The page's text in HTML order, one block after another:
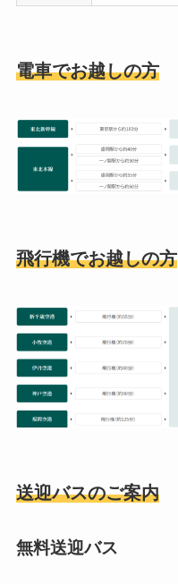
電車でお越しの方
飛行機でお越しの方
送迎バスのご案内
無料送迎バス